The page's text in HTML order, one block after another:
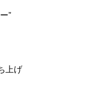
”
上げ